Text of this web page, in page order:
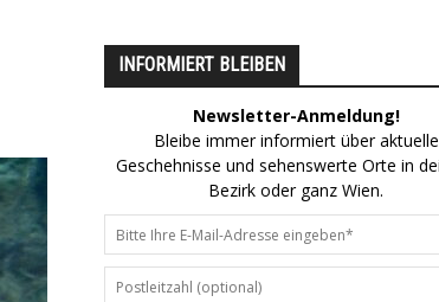
INFORMIERT BLEIBEN
Newsletter-Anmeldung!
Bleibe immer informiert über aktuelle
Geschehnisse und sehenswerte Orte in
Bezirk oder ganz Wien.